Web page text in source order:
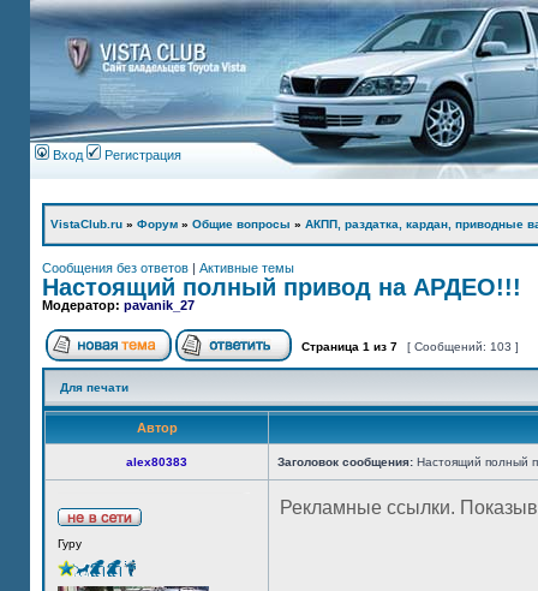
Вход Регистрация
VistaClub.ru » Форум » Общие вопросы » АКПП, раздатка, кардан, приводные
Сообщения без ответов | Активные темы
Настоящий полный привод на АРДЕО!!!
Модератор: pavanik_27
Страница 1 из 7 [ Сообщений: 103 ]
Для печати
Автор
alex80383 Заголовок сообщения: Настоящий полный
Гуру
Рекламные ссылки.